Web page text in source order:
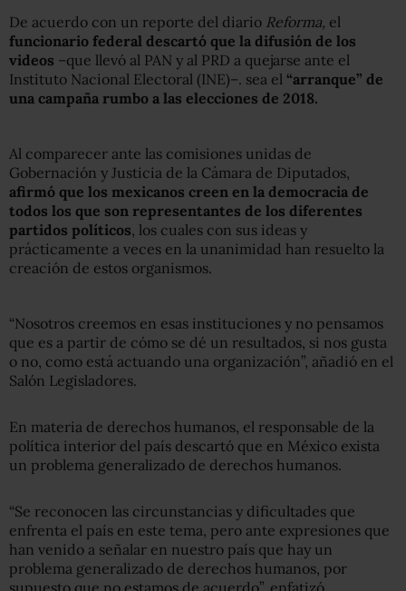
De acuerdo con un reporte del diario Reforma, el
funcionario federal descartó que la difusión de los
videos –que llevó al PAN y al PRD a quejarse ante el
Instituto Nacional Electoral (INE)–. sea el “arranque” de
una campaña rumbo a las elecciones de 2018.
Al comparecer ante las comisiones unidas de
Gobernación y Justicia de la Cámara de Diputados,
afirmó que los mexicanos creen en la democracia de
todos los que son representantes de los diferentes
partidos políticos, los cuales con sus ideas y
prácticamente a veces en la unanimidad han resuelto la
creación de estos organismos.
“Nosotros creemos en esas instituciones y no pensamos
que es a partir de cómo se dé un resultados, si nos gusta
o no, como está actuando una organización”, añadió en el
Salón Legisladores.
En materia de derechos humanos, el responsable de la
política interior del país descartó que en México exista
un problema generalizado de derechos humanos.
“Se reconocen las circunstancias y dificultades que
enfrenta el país en este tema, pero ante expresiones que
han venido a señalar en nuestro país que hay un
problema generalizado de derechos humanos, por
supuesto que no estamos de acuerdo”, enfatizó.